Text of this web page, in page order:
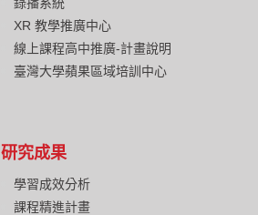
XR 教學推廣中心
線上課程高中推廣-計畫說明
臺灣大學蘋果區域培訓中心
研究成果
學習成效分析
課程精進計畫